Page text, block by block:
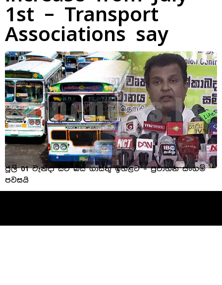
1st – Transport
Associations say
ජූලි 01 වැනිදා සිට බස් ගාස්තු ඉහළට – ප්‍රවාහන සංගම්
පවසයි